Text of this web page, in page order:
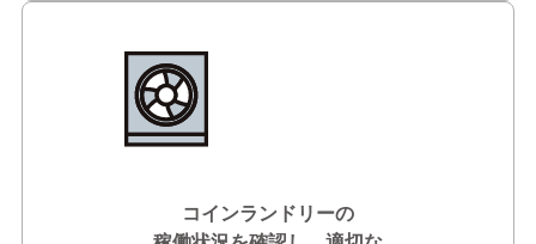
コインランドリーの